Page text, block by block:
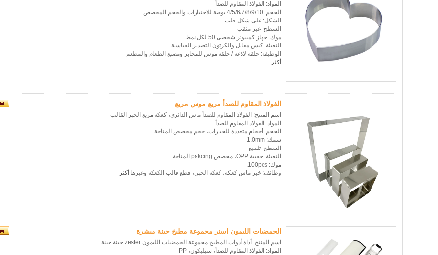
المواد: الفولاذ المقاوم للصدأ
الحجم: 4/5/6/7/8/9/10 بوصة للاختيارات والحجم المخصص
الشكل: على شكل قلب
السطح: غير مثقب
موك: جهاز كمبيوتر شخصى 50 لكل نمط
التعبئة: كيس مقابل والكرتون التصدير القياسية
الوظيفة: حلقة لاذعة / حلقة موس للمخابز ومصنع الطعام والمطعم
أكثر
الفولاذ المقاوم للصدأ مربع موس مربع
اسم المنتج: الفولاذ المقاوم للصدأ ماس الدائري، كعكة مربع الخبز القالب
المواد: الفولاذ المقاوم للصدأ
الحجم: أحجام متعددة للخيارات، حجم مخصص المتاحة
سمك: 1.0mm
السطح: تلميع
التعبئة: حقيبة OPP، مخصص pakcing المتاحة
موك: 100pcs.
وظائف: خبز ماس كعكة، كعكة الجبن، قطع قالب الكعكة وغيرها أكثر
الحمضيات الليمون استر مجموعة مطبخ جبنة مبشرة
اسم المنتج: أداة أدوات المطبخ مجموعة الحمضيات الليمون zester جبنة جبنة
المواد: الفولاذ المقاوم للصدأ، سيليكون، PP